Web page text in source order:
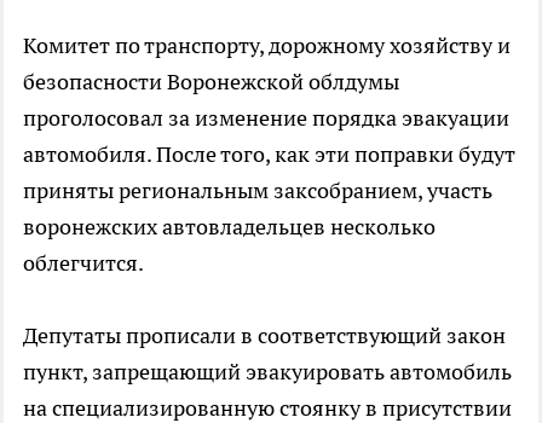
Комитет по транспорту, дорожному хозяйству и
безопасности Воронежской облдумы
проголосовал за изменение порядка эвакуации
автомобиля. После того, как эти поправки будут
приняты региональным заксобранием, участь
воронежских автовладельцев несколько
облегчится.
Депутаты прописали в соответствующий закон
пункт, запрещающий эвакуировать автомобиль
на специализированную стоянку в присутствии